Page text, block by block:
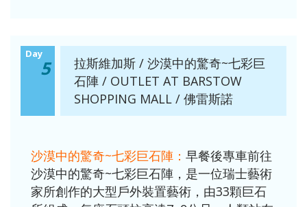
Day
5
拉斯維加斯 / 沙漠中的驚奇~七彩巨
石陣 / OUTLET AT BARSTOW
SHOPPING MALL / 佛雷斯諾
沙漠中的驚奇~七彩巨石陣： 早餐後專車前往
沙漠中的驚奇~七彩巨石陣，是一位瑞士藝術
家所創作的大型戶外裝置藝術，由33顆巨石